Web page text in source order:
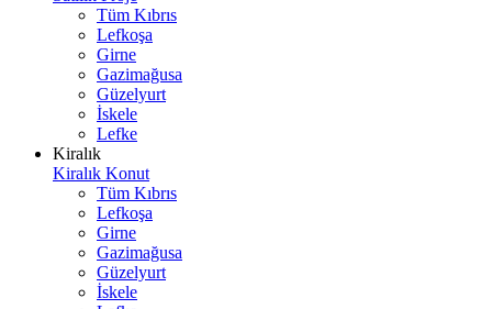
Tüm Kıbrıs
Lefkoşa
Girne
Gazimağusa
Güzelyurt
İskele
Lefke
Kiralık
Kiralık Konut
Tüm Kıbrıs
Lefkoşa
Girne
Gazimağusa
Güzelyurt
İskele